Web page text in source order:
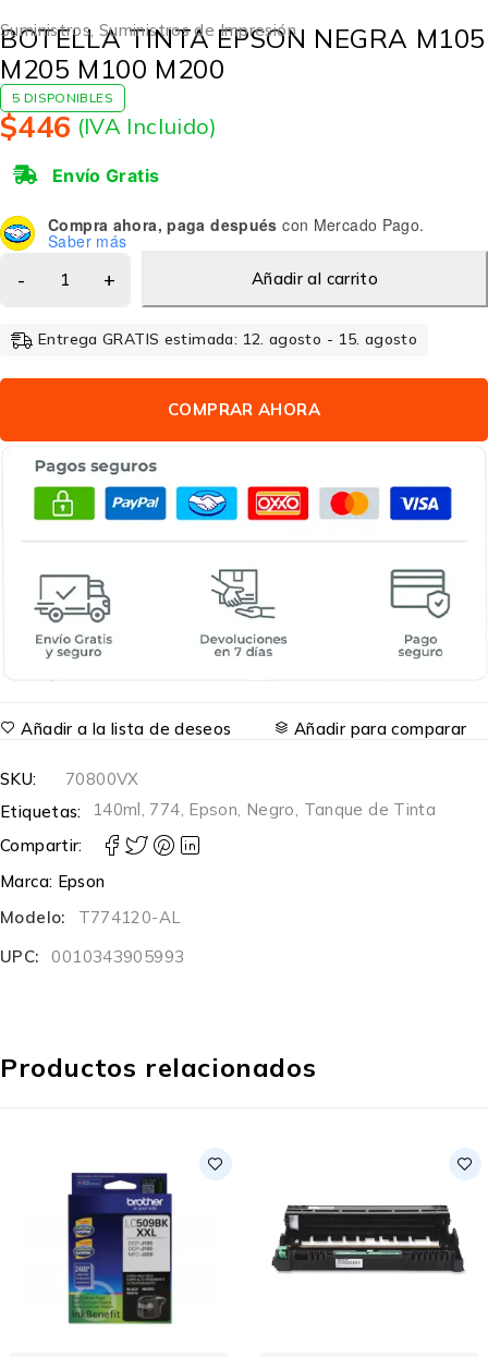
Suministros, Suministros de Impresión
BOTELLA TINTA EPSON NEGRA M105
M205 M100 M200
5 DISPONIBLES
$446 (IVA Incluido)
Envío Gratis
Compra ahora, paga después con Mercado Pago.
Saber más
Añadir al carrito
Entrega GRATIS estimada: 12. agosto - 15. agosto
COMPRAR AHORA
Añadir a la lista de deseos Añadir para comparar
SKU:
70800VX
Etiquetas:
140ml , 774, Epson, Negro, Tanque de Tinta
Compartir:
Marca: Epson
Modelo:
T774120-AL
UPC:
0010343905993
Productos relacionados